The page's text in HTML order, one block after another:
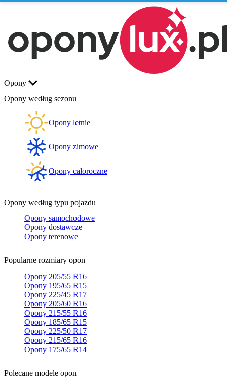
Opony
Opony według sezonu
Opony letnie
Opony zimowe
Opony całoroczne
Opony według typu pojazdu
Opony samochodowe
Opony dostawcze
Opony terenowe
Popularne rozmiary opon
Opony 205/55 R16
Opony 195/65 R15
Opony 225/45 R17
Opony 205/60 R16
Opony 215/55 R16
Opony 185/65 R15
Opony 225/50 R17
Opony 215/65 R16
Opony 175/65 R14
Polecane modele opon